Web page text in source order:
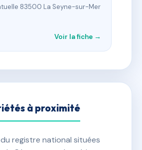
83500 La Seyne-sur-Mer
Voir la fiche →
à proximité
registre national situées